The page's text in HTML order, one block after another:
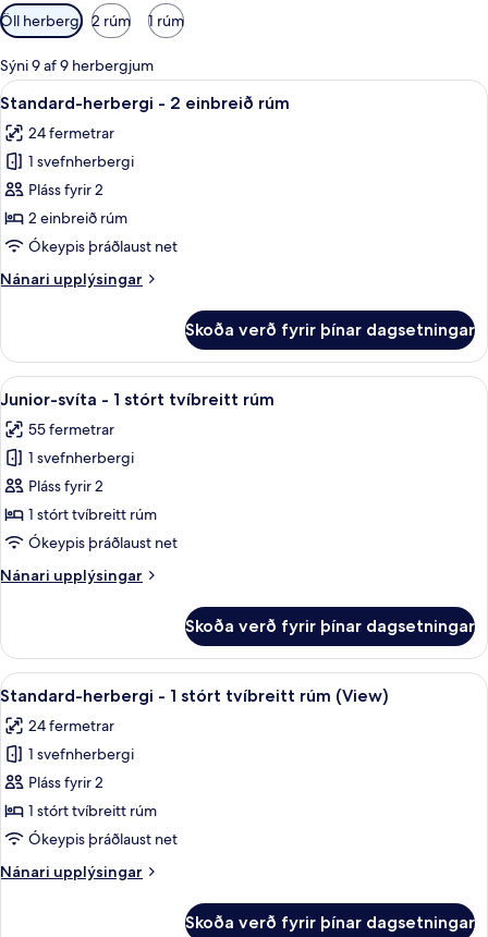
Síur
í
boði
fyrir
herbergi
Öll herbergi 2 rúm 1 rúm
Sýni 9 af 9 herbergjum
Skoða
allar
myndir
fyrir
Standard-
herbergi
-
einbreið
Standard-herbergi - 2 einbreið rúm
5
Standard-herbergi - 2 einbreið rúm
24 fermetrar
1 svefnherbergi
Pláss fyrir 2
2 einbreið rúm
Ókeypis þráðlaust net
Nánari upplýsingar
Nánari
herbergi
2
rúm
Skoða verð fyrir þínar dagsetningar
Skoða
allar
myndir
fyrir
Junior-
svíta
-
stórt
Míníbar, öryggishólf í herbergi,
8
Junior-svíta - 1 stórt tvíbreitt rúm
55 fermetrar
1 svefnherbergi
Pláss fyrir 2
1 stórt tvíbreitt rúm
Ókeypis þráðlaust net
Nánari upplýsingar
Nánari
svíta
1
tvíbreitt
rúm
Skoða verð fyrir þínar dagsetningar
Skoða
allar
myndir
fyrir
Standard-
herbergi
-
stórt
Standard-herbergi - 1 stórt tvíbreitt
11
Standard-herbergi - 1 stórt tvíbreitt rúm (View)
24 fermetrar
1 svefnherbergi
Pláss fyrir 2
1 stórt tvíbreitt rúm
Ókeypis þráðlaust net
Nánari upplýsingar
Nánari
Skoða verð fyrir þínar dagsetningar